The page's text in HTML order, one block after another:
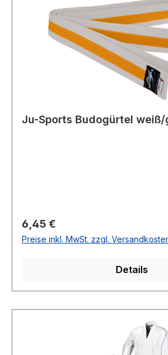
Ju-Sports Budogürtel
Regulärer Preis:
6,45 €
Preise inkl. MwSt. zzgl.
Details